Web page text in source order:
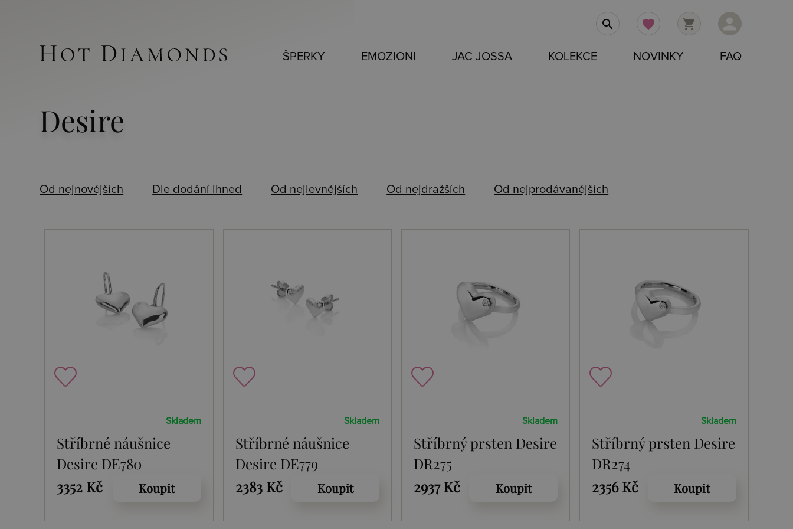
person
shopping_cart
favorite
search
ŠPERKY EMOZIONI JAC JOSSA KOLEKCE NOVINKY FAQ
Desire
Od nejnovějších Dle dodání ihned Od nejlevnějších Od nejdražších Od nejprodávanějších
Skladem
Stříbrné náušnice
Desire DE780
3352 Kč
Koupit
Skladem
Stříbrné náušnice
Desire DE779
2383 Kč
Koupit
Skladem
Stříbrný prsten Desire
DR275
2937 Kč
Koupit
Skladem
Stříbrný prsten Desire
DR274
2356 Kč
Koupit